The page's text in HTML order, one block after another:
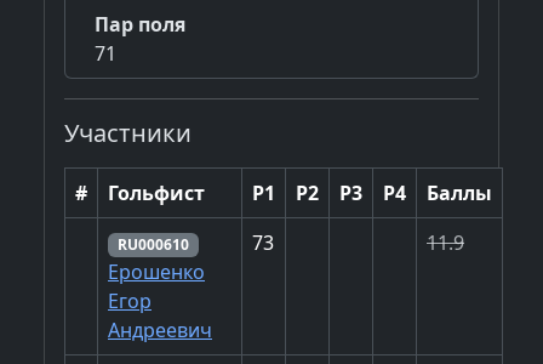
Пар поля
71
Участники
# Гольфист Р1 Р2 Р3 Р4 Баллы
RU000610
Ерошенко
Егор
Андреевич
73 11.9